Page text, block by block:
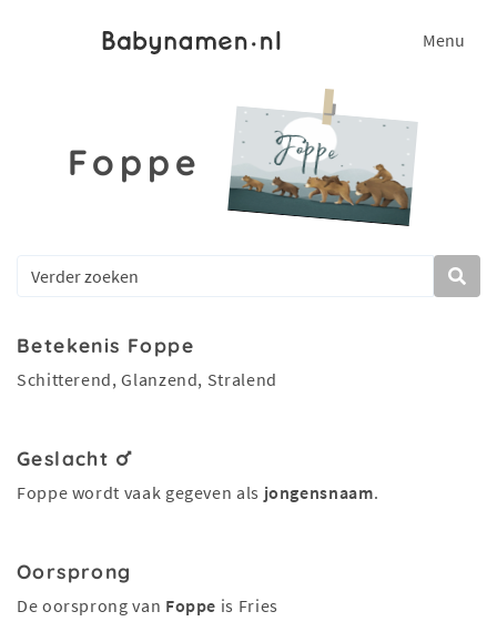
Menu
Foppe
Betekenis Foppe
Schitterend, Glanzend, Stralend
Geslacht
Foppe wordt vaak gegeven als jongensnaam.
Oorsprong
De oorsprong van Foppe is Fries